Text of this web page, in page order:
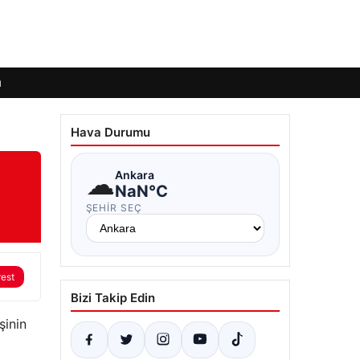
Hava Durumu
☁Ankara
NaN°C
ŞEHIR SEÇ
Bizi Takip Edin